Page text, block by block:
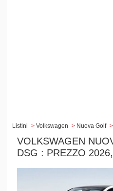
Listini > Volkswagen > Nuova Golf >
VOLKSWAGEN
DSG : PREZZO